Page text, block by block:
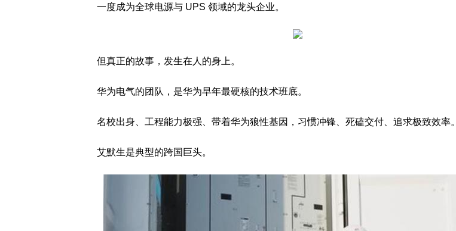
一度成为全球电源与 UPS 领域的龙头企业。
但真正的故事，发生在人的身上。
华为电气的团队，是华为早年最硬核的技术班底。
名校出身、工程能力极强、带着华为狼性基因，习惯冲锋、死磕交付、追求极致效率。
艾默生是典型的跨国巨头。